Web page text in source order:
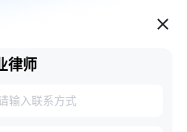
服务推荐
律师